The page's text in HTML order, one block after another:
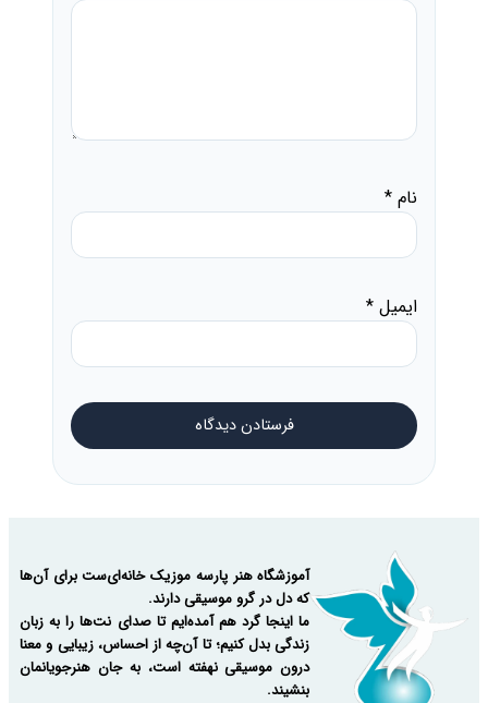
نام *
ایمیل *
آموزشگاه هنر پارسه موزیک خانه‌ای‌ست برای آن‌ها
که دل در گرو موسیقی دارند.
ما اینجا گرد هم آمده‌ایم تا صدای نت‌ها را به زبان
زندگی بدل کنیم؛ تا آن‌چه از احساس، زیبایی و معنا
درون موسیقی نهفته است، به جان هنرجویانمان
بنشیند.